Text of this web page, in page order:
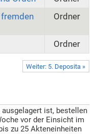
Ordner
Ordner
Weiter: 5. Deposita »
ausgelagert ist, bestellen
vor der Einsicht im
zu 25 Akteneinheiten